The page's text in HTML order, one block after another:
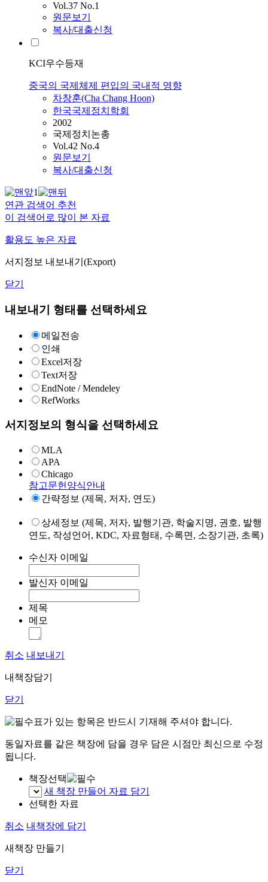
Vol.37 No.1
원문보기
복사/대출신청
KCI우수등재
중국의 국제체제 편입의 국내적 영향
차창훈(Cha Chang Hoon)
한국국제정치학회
2002
국제정치논총
Vol.42 No.4
원문보기
복사/대출신청
1
연관 검색어 추천
이 검색어로 많이 본 자료
활용도 높은 자료
서지정보 내보내기(Export)
닫기
내보내기 형태를 선택하세요
메일전송
인쇄
Excel저장
Text저장
EndNote / Mendeley
RefWorks
서지정보의 형식을 선택하세요
MLA
APA
Chicago
참고문헌양식안내
간략정보 (제목, 저자, 연도)
상세정보 (제목, 저자, 발행기관, 학술지명, 권호, 발행
연도, 작성언어, KDC, 자료형태, 수록면, 소장기관, 초록)
수신자 이메일
발신자 이메일
제목
메모
취소 내보내기
내책장담기
닫기
표가 있는 항목은 반드시 기재해 주셔야 합니다.
동일자료를 같은 책장에 담을 경우 담은 시점만 최신으로 수정
됩니다.
책장선택
새 책장 만들어 자료 담기
선택한 자료
취소 내책장에 담기
새책장 만들기
닫기